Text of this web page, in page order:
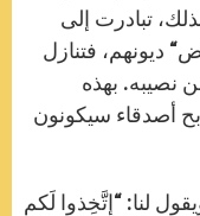
تبادرت إلى
ديونهم، فتنازل
نصيبه. بهذه
أصدقاء سيكونون
لنا: “إِتَّخِذوا لَكم